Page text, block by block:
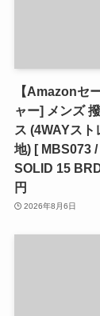
【Amazonセ
ャー] メンズ
ス (4WAYスト
地) [ MBS073
SOLID 15
円
2026年8月6日